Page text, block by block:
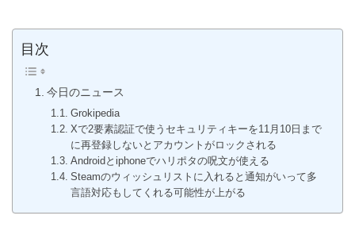
目次
今日のニュース
Grokipedia
Xで2要素認証で使うセキュリティキーを11月10日まで
に再登録しないとアカウントがロックされる
Androidとiphoneでハリポタの呪文が使える
Steamのウィッシュリストに入れると通知がいって多
言語対応もしてくれる可能性が上がる